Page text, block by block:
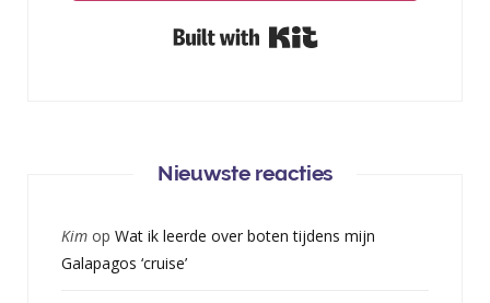
Nieuwste reacties
Kim op Wat ik leerde over boten tijdens mijn
Galapagos ‘cruise’